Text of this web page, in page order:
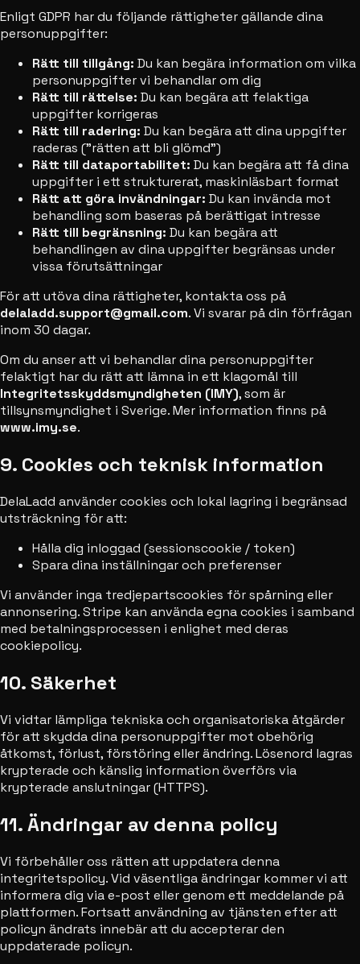
Enligt GDPR har du följande rättigheter gällande dina
personuppgifter:
Rätt till tillgång: Du kan begära information om vilka
personuppgifter vi behandlar om dig
Rätt till rättelse: Du kan begära att felaktiga
uppgifter korrigeras
Rätt till radering: Du kan begära att dina uppgifter
raderas ("rätten att bli glömd")
Rätt till dataportabilitet: Du kan begära att få dina
uppgifter i ett strukturerat, maskinläsbart format
Rätt att göra invändningar: Du kan invända mot
behandling som baseras på berättigat intresse
Rätt till begränsning: Du kan begära att
behandlingen av dina uppgifter begränsas under
vissa förutsättningar
För att utöva dina rättigheter, kontakta oss på
delaladd.support@gmail.com. Vi svarar på din förfrågan
inom 30 dagar.
Om du anser att vi behandlar dina personuppgifter
felaktigt har du rätt att lämna in ett klagomål till
Integritetsskyddsmyndigheten (IMY), som är
tillsynsmyndighet i Sverige. Mer information finns på
www.imy.se.
9. Cookies och teknisk information
DelaLadd använder cookies och lokal lagring i begränsad
utsträckning för att:
Hålla dig inloggad (sessionscookie / token)
Spara dina inställningar och preferenser
Vi använder inga tredjepartscookies för spårning eller
annonsering. Stripe kan använda egna cookies i samband
med betalningsprocessen i enlighet med deras
cookiepolicy.
10. Säkerhet
Vi vidtar lämpliga tekniska och organisatoriska åtgärder
för att skydda dina personuppgifter mot obehörig
åtkomst, förlust, förstöring eller ändring. Lösenord lagras
krypterade och känslig information överförs via
krypterade anslutningar (HTTPS).
11. Ändringar av denna policy
Vi förbehåller oss rätten att uppdatera denna
integritetspolicy. Vid väsentliga ändringar kommer vi att
informera dig via e-post eller genom ett meddelande på
plattformen. Fortsatt användning av tjänsten efter att
policyn ändrats innebär att du accepterar den
uppdaterade policyn.